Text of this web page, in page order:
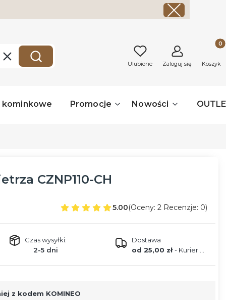
WyczyśćSzukaj Ulubione Zaloguj się Koszyk
Promocje Nowości
CZNP110-CH
5.00(Oceny: 2 Recenzje: 0)
Czas wysyłki:
2-5 dni
Dostawa
od 25,00 zł- Kurier DPD
z kodem KOMINEO